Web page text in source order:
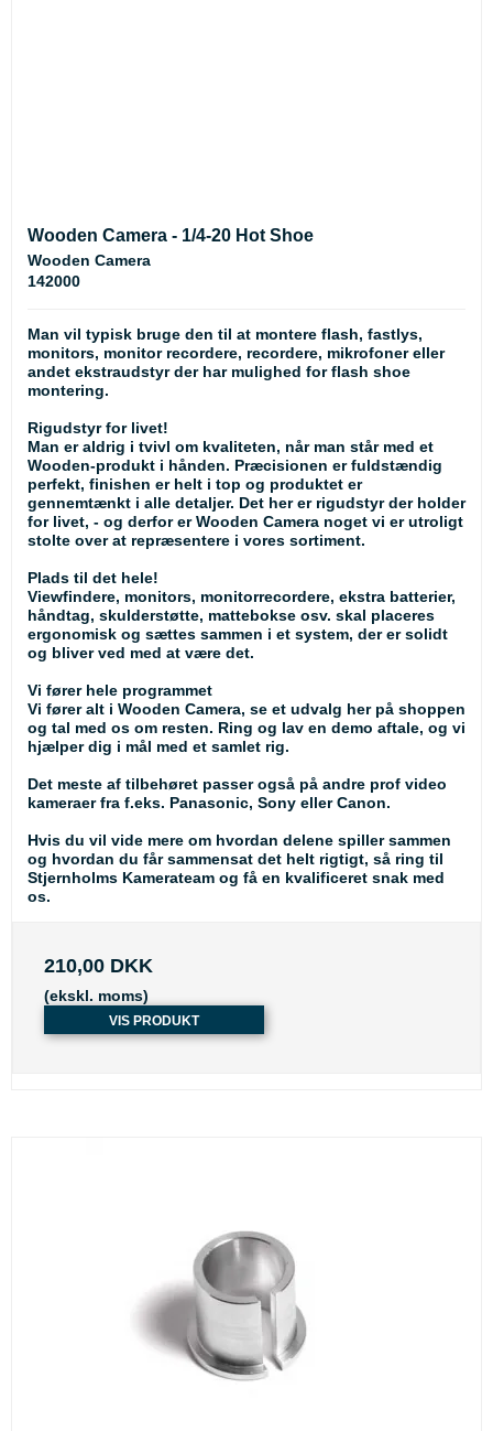
Wooden Camera - 1/4-20 Hot Shoe
Wooden Camera
142000
Man vil typisk bruge den til at montere flash, fastlys,
monitors, monitor recordere, recordere, mikrofoner eller
andet ekstraudstyr der har mulighed for flash shoe
montering.
Rigudstyr for livet!
Man er aldrig i tvivl om kvaliteten, når man står med et
Wooden-produkt i hånden. Præcisionen er fuldstændig
perfekt, finishen er helt i top og produktet er
gennemtænkt i alle detaljer. Det her er rigudstyr der holder
for livet, - og derfor er Wooden Camera noget vi er utroligt
stolte over at repræsentere i vores sortiment.
Plads til det hele!
Viewfindere, monitors, monitorrecordere, ekstra batterier,
håndtag, skulderstøtte, mattebokse osv. skal placeres
ergonomisk og sættes sammen i et system, der er solidt
og bliver ved med at være det.
Vi fører hele programmet
Vi fører alt i Wooden Camera, se et udvalg her på shoppen
og tal med os om resten. Ring og lav en demo aftale, og vi
hjælper dig i mål med et samlet rig.
Det meste af tilbehøret passer også på andre prof video
kameraer fra f.eks. Panasonic, Sony eller Canon.
Hvis du vil vide mere om hvordan delene spiller sammen
og hvordan du får sammensat det helt rigtigt, så ring til
Stjernholms Kamerateam og få en kvalificeret snak med
os.
210,00 DKK
(ekskl. moms)
VIS PRODUKT